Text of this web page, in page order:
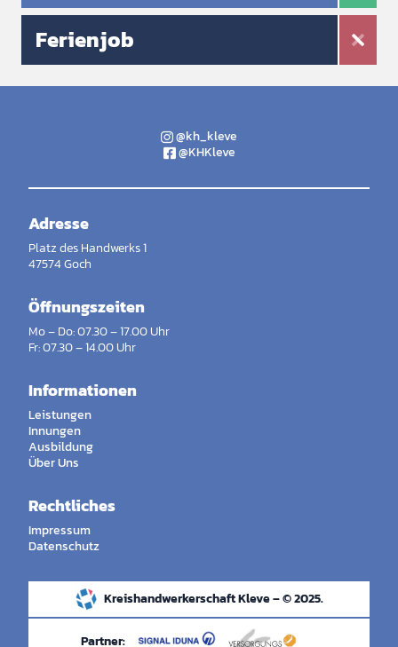
Ferienjob
@kh_kleve
@KHKleve
Adresse
Platz des Handwerks 1
47574 Goch
Öffnungszeiten
Mo – Do: 07.30 – 17.00 Uhr
Fr: 07.30 – 14.00 Uhr
Informationen
Leistungen
Innungen
Ausbildung
Über Uns
Rechtliches
Impressum
Datenschutz
Kreishandwerkerschaft Kleve – © 2025.
Partner: